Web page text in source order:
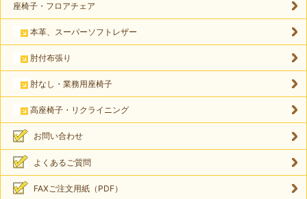
座椅子・フロアチェア
本革、スーパーソフトレザー
肘付布張り
肘なし・業務用座椅子
高座椅子・リクライニング
お問い合わせ
よくあるご質問
FAXご注文用紙（PDF）